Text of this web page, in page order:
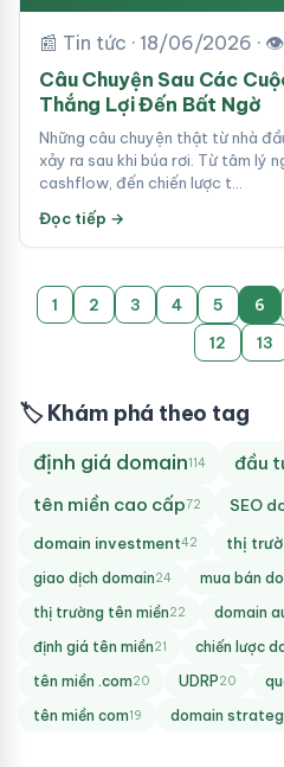
📰 Tin tức · 18/06/2026 ·
Câu Chuyện Sau Các
Thắng Lợi Đến Bất Ngờ
Những câu chuyện thật từ nhà
xảy ra sau khi búa rơi. Từ tâm lý
cashflow, đến chiến lược t…
Đọc tiếp →
1 2 3 4 5 6
12
13
🏷 Khám phá theo tag
định giá domain114 đầu
tên miền cao cấp72 SEO
domain investment42 thị
giao dịch domain24 mua bán
thị trường tên miền22 domain
định giá tên miền21 chiến lược
tên miền .com20 UDRP20
tên miền com19 domain